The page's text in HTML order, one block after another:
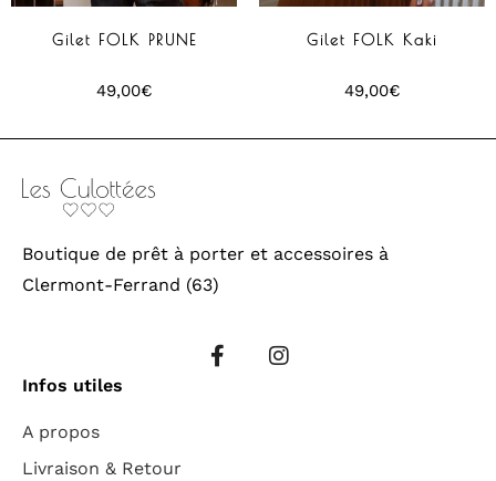
Gilet FOLK PRUNE
49,00€
Gilet FOLK Kaki
49,00€
Boutique de prêt à porter et accessoires à
Clermont-Ferrand (63)
Infos utiles
A propos
Livraison & Retour